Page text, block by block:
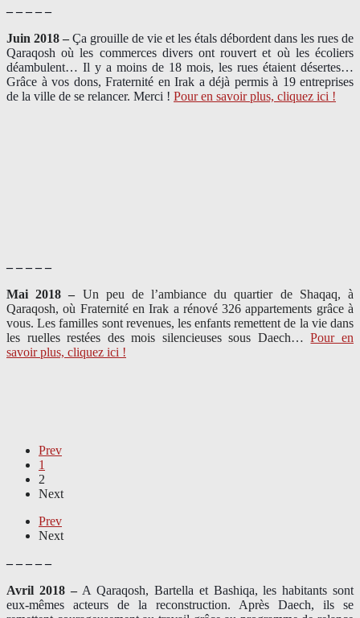
– – – – –
Juin 2018 – Ça grouille de vie et les étals débordent dans les rues de
Qaraqosh où les commerces divers ont rouvert et où les écoliers
déambulent… Il y a moins de 18 mois, les rues étaient désertes…
Grâce à vos dons, Fraternité en Irak a déjà permis à 19 entreprises
de la ville de se relancer. Merci ! Pour en savoir plus, cliquez ici !
– – – – –
Mai 2018 – Un peu de l’ambiance du quartier de Shaqaq, à
Qaraqosh, où Fraternité en Irak a rénové 326 appartements grâce à
vous. Les familles sont revenues, les enfants remettent de la vie dans
les ruelles restées des mois silencieuses sous Daech… Pour en
savoir plus, cliquez ici !
Prev
1
2
Next
Prev
Next
– – – – –
Avril 2018 – A Qaraqosh, Bartella et Bashiqa, les habitants sont
eux-mêmes acteurs de la reconstruction. Après Daech, ils se